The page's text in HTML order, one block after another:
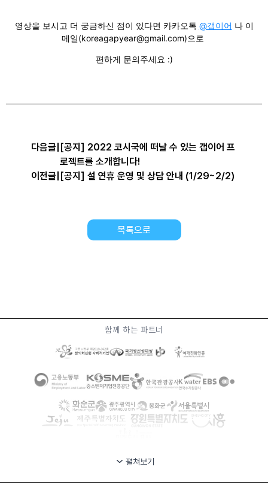
영상을 보시고 더 궁금하신 점이 있다면 카카오톡 @갭이어 나 이
메일(koreagapyear@gmail.com)으로
편하게 문의주세요 :)
다음글 [공지] 2022 코시국에 떠날 수 있는 갭이어 프
로젝트를 소개합니다!
이전글 [공지] 설 연휴 운영 및 상담 안내 (1/29~2/2)
목록으로
함께 하는 파트너
펼쳐보기